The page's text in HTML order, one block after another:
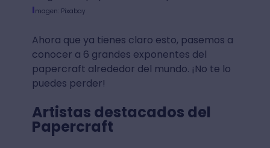
Imagen: Pixabay
Ahora que ya tienes claro esto, pasemos a
conocer a 6 grandes exponentes del
papercraft alrededor del mundo. ¡No te lo
puedes perder!
Artistas destacados del
Papercraft